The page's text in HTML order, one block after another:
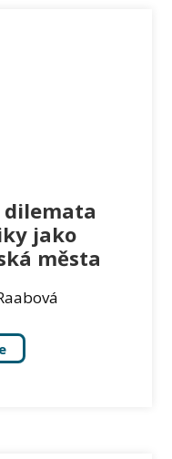
dilemata
jako
města